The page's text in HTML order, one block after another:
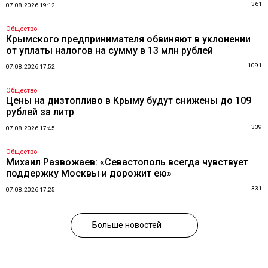
07.08.2026 19:12 361
Общество
Крымского предпринимателя обвиняют в уклонении
от уплаты налогов на сумму в 13 млн рублей
07.08.2026 17:52 1091
Общество
Цены на дизтопливо в Крыму будут снижены до 109
рублей за литр
07.08.2026 17:45 339
Общество
Михаил Развожаев: «Севастополь всегда чувствует
поддержку Москвы и дорожит ею»
07.08.2026 17:25 331
Больше новостей